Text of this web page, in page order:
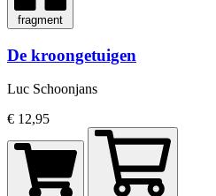
fragment
De kroongetuigen
Luc Schoonjans
€ 12,95